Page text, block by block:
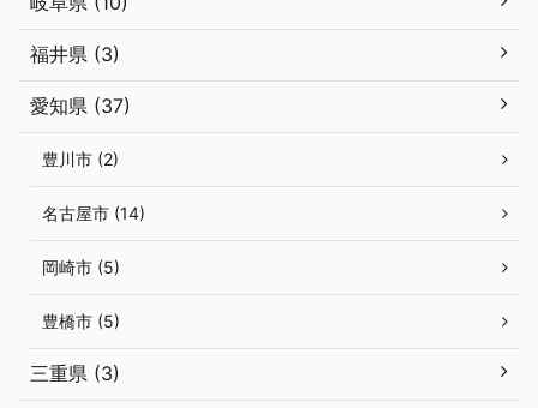
福井県 (3)
愛知県 (37)
豊川市 (2)
名古屋市 (14)
岡崎市 (5)
豊橋市 (5)
三重県 (3)